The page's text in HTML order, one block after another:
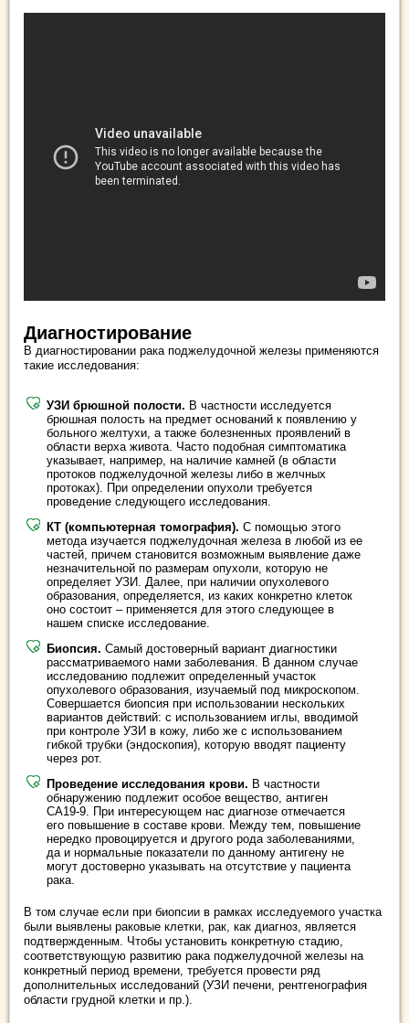
Диагностирование
В диагностировании рака поджелудочной железы применяются
такие исследования:
УЗИ брюшной полости. В частности исследуется
брюшная полость на предмет оснований к появлению у
больного желтухи, а также болезненных проявлений в
области верха живота. Часто подобная симптоматика
указывает, например, на наличие камней (в области
протоков поджелудочной железы либо в желчных
протоках). При определении опухоли требуется
проведение следующего исследования.
КТ (компьютерная томография). С помощью этого
метода изучается поджелудочная железа в любой из ее
частей, причем становится возможным выявление даже
незначительной по размерам опухоли, которую не
определяет УЗИ. Далее, при наличии опухолевого
образования, определяется, из каких конкретно клеток
оно состоит – применяется для этого следующее в
нашем списке исследование.
Биопсия. Самый достоверный вариант диагностики
рассматриваемого нами заболевания. В данном случае
исследованию подлежит определенный участок
опухолевого образования, изучаемый под микроскопом.
Совершается биопсия при использовании нескольких
вариантов действий: с использованием иглы, вводимой
при контроле УЗИ в кожу, либо же с использованием
гибкой трубки (эндоскопия), которую вводят пациенту
через рот.
Проведение исследования крови. В частности
обнаружению подлежит особое вещество, антиген
СА19-9. При интересующем нас диагнозе отмечается
его повышение в составе крови. Между тем, повышение
нередко провоцируется и другого рода заболеваниями,
да и нормальные показатели по данному антигену не
могут достоверно указывать на отсутствие у пациента
рака.
В том случае если при биопсии в рамках исследуемого участка
были выявлены раковые клетки, рак, как диагноз, является
подтвержденным. Чтобы установить конкретную стадию,
соответствующую развитию рака поджелудочной железы на
конкретный период времени, требуется провести ряд
дополнительных исследований (УЗИ печени, рентгенография
области грудной клетки и пр.).